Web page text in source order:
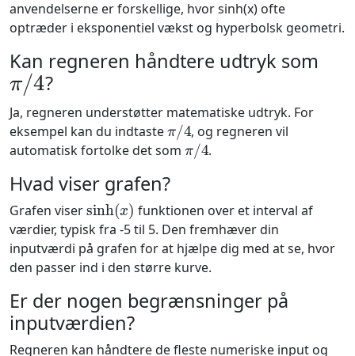
anvendelserne er forskellige, hvor sinh(x) ofte
optræder i eksponentiel vækst og hyperbolsk geometri.
Kan regneren håndtere udtryk som
π/4
?
Ja, regneren understøtter matematiske udtryk. For
eksempel kan du indtaste
π/4
, og regneren vil
automatisk fortolke det som
π /4
.
Hvad viser grafen?
Grafen viser
sinh( )
funktionen over et interval af
værdier, typisk fra -5 til 5. Den fremhæver din
inputværdi på grafen for at hjælpe dig med at se, hvor
den passer ind i den større kurve.
Er der nogen begrænsninger på
inputværdien?
Regneren kan håndtere de fleste numeriske input og